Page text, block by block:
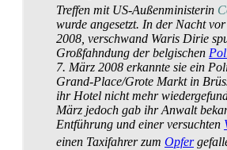
Treffen mit US-Außen­ministerin
wurde angesetzt. In der Nacht
2008, verschwand Waris Dirie
Groß­fahndung der belgischen
7. März 2008 erkannte sie ein
Grand-Place/Grote Markt in
ihr Hotel nicht mehr
März jedoch gab ihr Anwalt
Entführung und einer versuchten
einen Taxifahrer zum Opfer